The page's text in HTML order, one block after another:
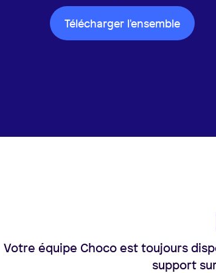
Télécharger l'ensemble
Votre équipe Choco est toujours
support